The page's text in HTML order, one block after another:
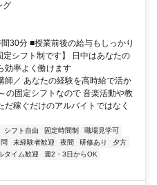
グ
30分 ■授業前後の給与もしっかり
シフト制です】 日中はあなたの
効率よく働けます
師／ あなたの経験を高時給で活か
の固定シフトなので 音楽活動や教
稼ぐだけのアルバイトではなく
シフト自由 固定時間制
職場見学可
未経験者歓迎 夜間 研修あり
夕方
タイム歓迎
週2・3日からOK